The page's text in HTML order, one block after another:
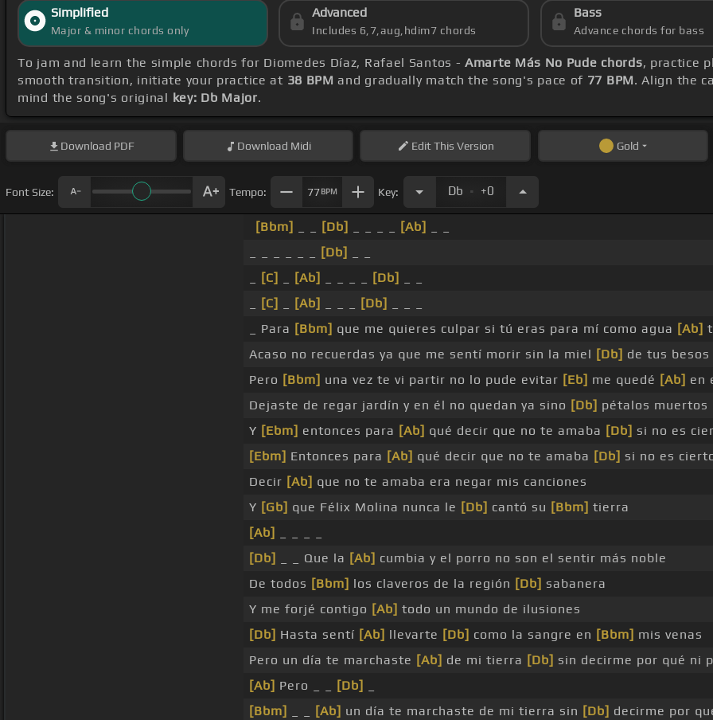
Simplified
Major & minor chords only
Advanced
Includes 6,7,aug,hdim7 chords
Bass
Advance chords for bass
To jam and learn the simple chords for Diomedes Díaz, Rafael Santos - Amarte Más No Pude chords, practice
smooth transition, initiate your practice at 38 BPM and gradually match the song's pace of 77 BPM. Align the
mind the song's original key: Db Major.
Download PDF Download Midi EditThis Version Gold
Font Size: Tempo: 77BPM Key: Db . +0
[Bbm] [Db] [Ab]
[Db]
[C] [Ab] [Db]
[C] [Ab] [Db]
_ Para [Bbm] que me quieres culpar si tú eras para mí como agua [Ab]
Acaso no recuerdas ya que me sentí morir sin la miel [Db] de tus besos
Pero [Bbm] una vez te vi partir no lo pude evitar [Eb] me quedé [Ab] en
Dejaste de regar jardín y en él no quedan ya sino [Db] pétalos muertos
Y [Ebm] entonces para [Ab] qué decir que no te amaba [Db] si no es
[Ebm] Entonces para [Ab] qué decir que no te amaba [Db] si no es
Decir [Ab] que no te amaba era negar mis canciones
Y [Gb] que Félix Molina nunca le [Db] cantó su [Bbm] tierra
[Ab]
[Db]
_ _ Que la [Ab] cumbia y el porro no son el sentir más noble
De todos [Bbm] los claveros de la región [Db] sabanera
Y me forjé contigo [Ab] todo un mundo de ilusiones
[Db] Hasta sentí [Ab] llevarte [Db] como la sangre en [Bbm] mis venas
Pero un día te marchaste [Ab] de mi tierra [Db] sin decirme por qué ni
[Ab] Pero _ _ [Db]
[Bbm]
[Ab] un día te marchaste de mi tierra sin [Db] decirme por